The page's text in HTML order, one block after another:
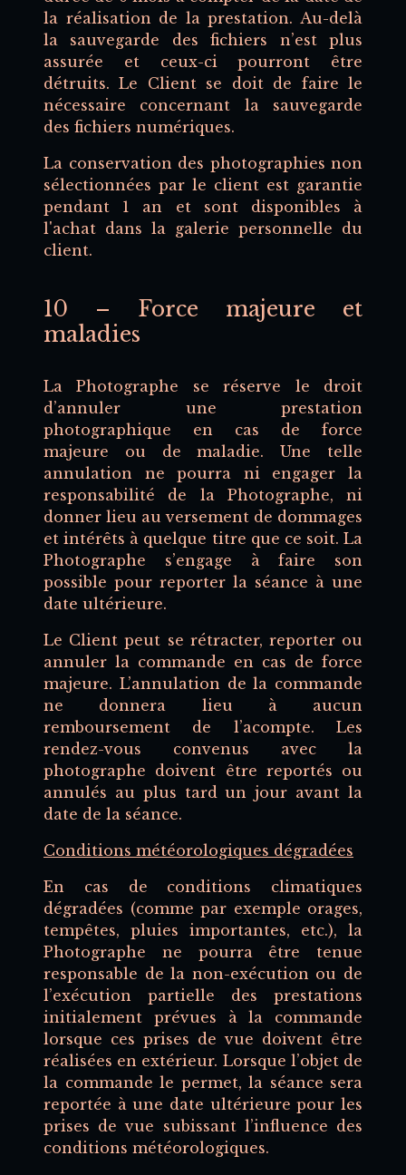
la réalisation de la prestation. Au-delà
la sauvegarde des fichiers n’est plus
assurée et ceux-ci pourront être
détruits. Le Client se doit de faire le
nécessaire concernant la sauvegarde
des fichiers numériques.
La conservation des photographies non
sélectionnées par le client est garantie
pendant 1 an et sont disponibles à
l'achat dans la galerie personnelle du
client.
10 – Force majeure et
maladies
La Photographe se réserve le droit
d’annuler une prestation
photographique en cas de force
majeure ou de maladie. Une telle
annulation ne pourra ni engager la
responsabilité de la Photographe, ni
donner lieu au versement de dommages
et intérêts à quelque titre que ce soit. La
Photographe s’engage à faire son
possible pour reporter la séance à une
date ultérieure.
Le Client peut se rétracter, reporter ou
annuler la commande en cas de force
majeure. L’annulation de la commande
ne donnera lieu à aucun
remboursement de l’acompte. Les
rendez-vous convenus avec la
photographe doivent être reportés ou
annulés au plus tard un jour avant la
date de la séance.
Conditions météorologiques dégradées
En cas de conditions climatiques
dégradées (comme par exemple orages,
tempêtes, pluies importantes, etc.), la
Photographe ne pourra être tenue
responsable de la non-exécution ou de
l’exécution partielle des prestations
initialement prévues à la commande
lorsque ces prises de vue doivent être
réalisées en extérieur. Lorsque l’objet de
la commande le permet, la séance sera
reportée à une date ultérieure pour les
prises de vue subissant l’influence des
conditions météorologiques.